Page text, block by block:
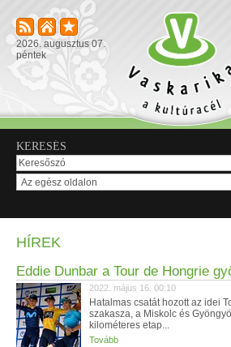
2026. augusztus 07.
péntek
KERESÉS
HÍREK
Eddie Dunbar a Tour de Hongrie
2022. május 16. 00:10
Hatalmas csatát hozott az idei
szakasza, a Miskolc és
kilométeres etap...
Tovább